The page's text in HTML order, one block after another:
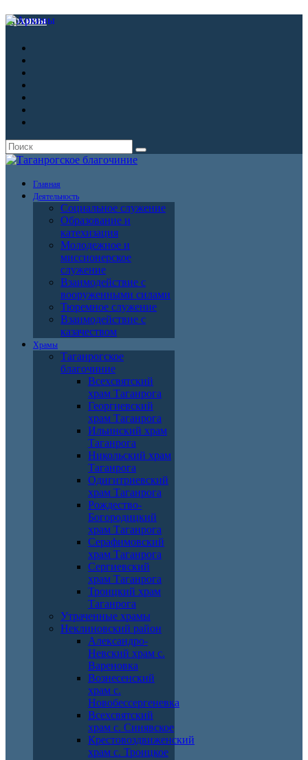
Архивы
Главная
Деятельность
Социальное служение
Образование и
катехизация
Молодежное и
миссионерское
служение
Взаимодействие с
вооруженными силами
Тюремное служение
Взаимодействие с
казачеством
Храмы
Таганрогское
благочиние
Всехсвятский
храм Таганрога
Георгиевский
храм Таганрога
Ильинский храм
Таганрога
Никольский храм
Таганрога
Одигитриевский
храм Таганрога
Рождество-
Богородицкий
храм Таганрога
Серафимовский
храм Таганрога
Сергиевский
храм Таганрога
Троицкий храм
Таганрога
Утраченные храмы
Неклиновский район
Александро-
Невский храм с.
Вареновка
Вознесенский
храм с.
Новобессергеневка
Всехсвятский
храм с. Синявское
Крестовоздвиженский
храм с. Троицкое